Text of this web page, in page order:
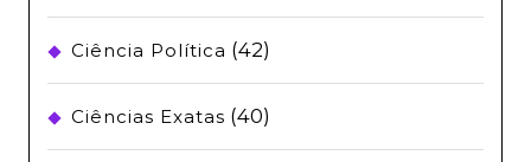
Ciência Política (42)
Ciências Exatas (40)